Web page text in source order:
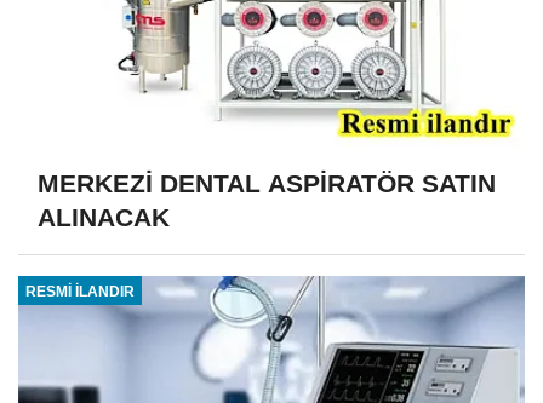
MERKEZİ DENTAL ASPİRATÖR SATIN
ALINACAK
RESMİ İLANDIR